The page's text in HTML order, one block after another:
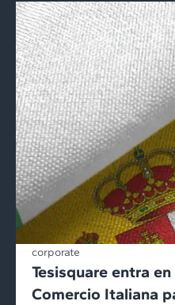
corporate
Tesisquare entra
Comercio Italiana